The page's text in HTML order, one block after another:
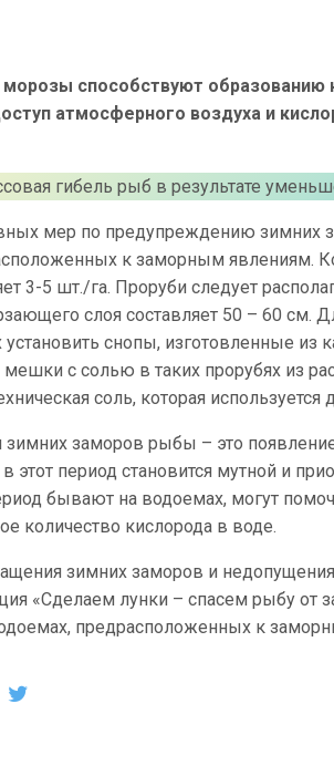
способствуют образованию
атмосферного воздуха и
гибель рыб в результате
мер по предупреждению зимних
к заморным явлениям.
3-5 шт./га. Проруби следует
слоя составляет 50 – 60 см.
снопы, изготовленные
с солью в таких прорубях из
соль, которая используется
заморов рыбы – это
этот период становится мутной и
бывают на водоемах, могут
количество кислорода в воде.
зимних заморов и
«Сделаем лунки – спасем рыбу от
предрасположенных к